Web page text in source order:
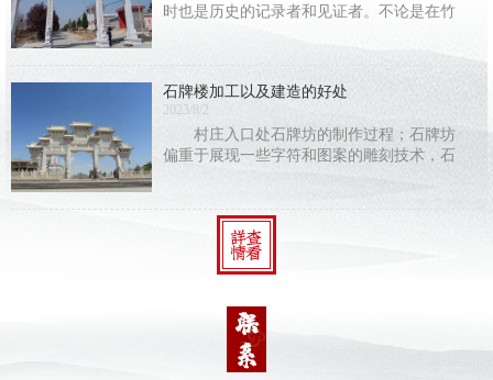
时也是历史的记录者和见证者。不论是在竹
限，唯有在石头上刻字，才能长久地保存下
分，结合建筑
石牌楼加工以及建造的好处
2023/8/2
村庄入口处石牌坊的制作过程；石牌坊
偏重于展现一些字符和图案的雕刻技术，石